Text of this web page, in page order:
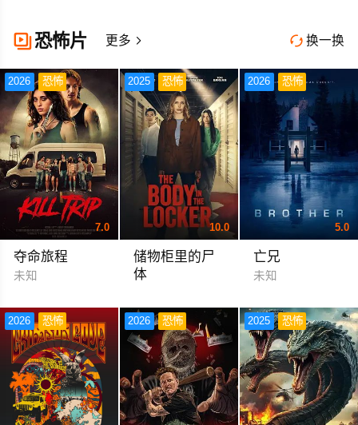
 换一换
 恐怖片 更多 
2026 恐怖
7.0
夺命旅程
未知
2025 恐怖
10.0
储物柜里的尸
体
2026 恐怖
5.0
亡兄
未知
2026 恐怖 2026 恐怖 2025 恐怖